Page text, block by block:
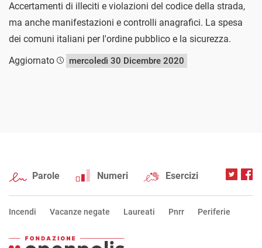
Accertamenti di illeciti e violazioni del codice della strada,
ma anche manifestazioni e controlli anagrafici. La spesa
dei comuni italiani per l'ordine pubblico e la sicurezza.
Aggiornato
mercoledì 30 Dicembre 2020
Parole Numeri Esercizi
Incendi Vacanze negate Laureati Pnrr Periferie